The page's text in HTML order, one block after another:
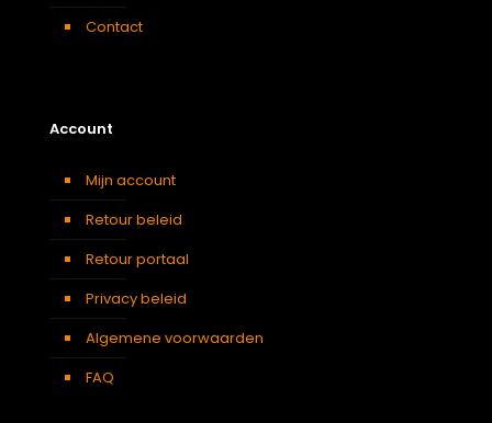
Contact
Account
Mijn account
Retour beleid
Retour portaal
Privacy beleid
Algemene voorwaarden
FAQ